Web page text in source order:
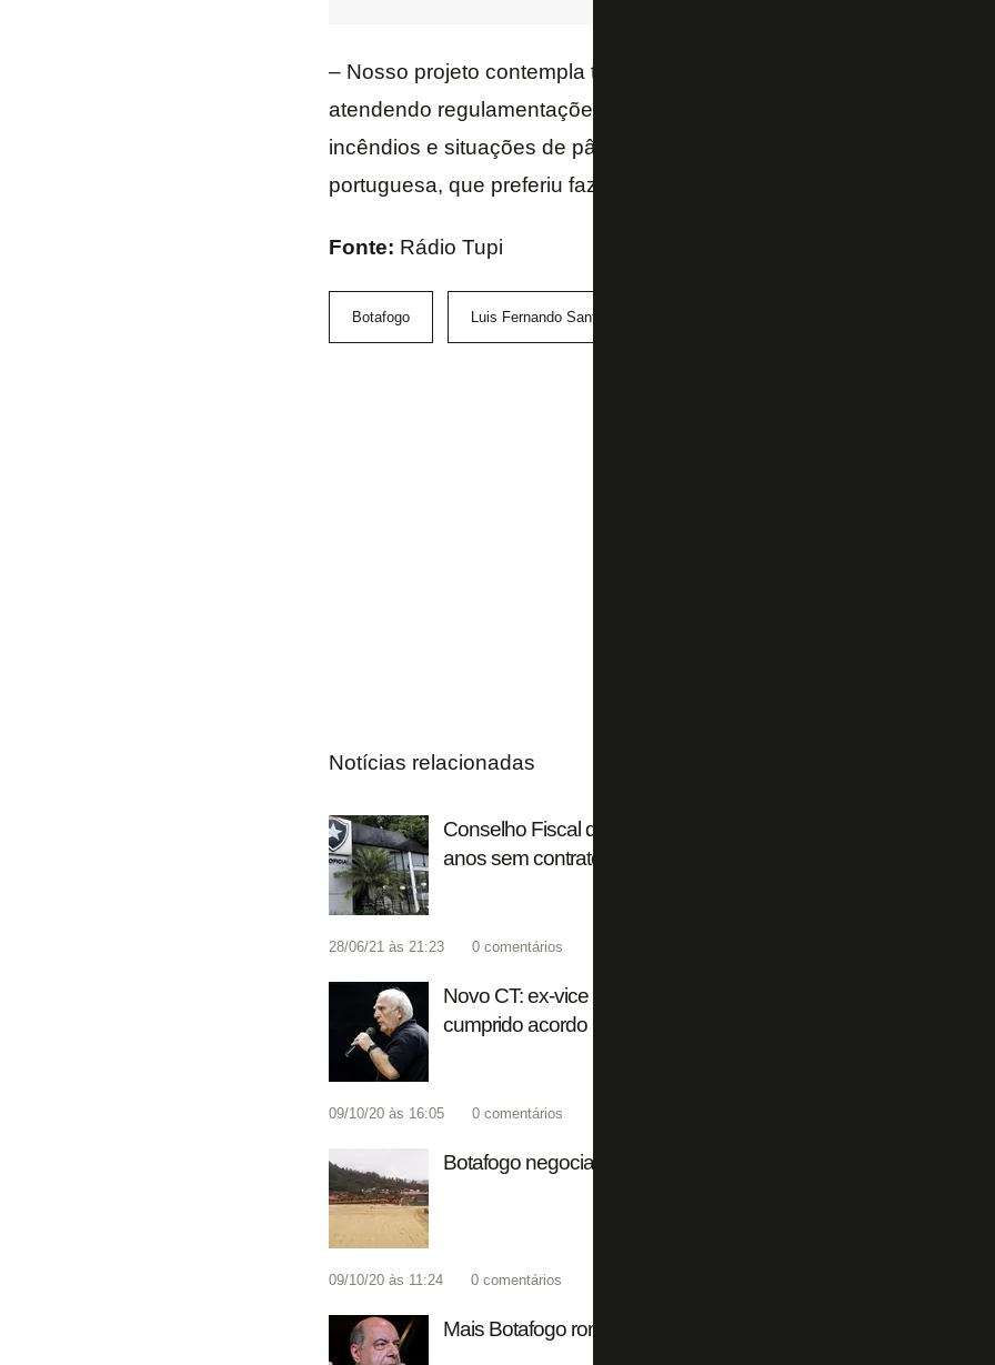
– Nosso projeto contempla todos os recursos requeridos por lei. Já
atendendo regulamentações europeias que diz respeito à prevenção
incêndios e situações de pânico, uma vez que a empresa que
portuguesa, que preferiu fazer por excesso.
Fonte: Rádio Tupi
Botafogo Luis Fernando Santos
Notícias relacionadas
Conselho Fiscal questiona operação de lojas do Botafogo no
anos sem contrato
28/06/21 às 21:23 0 comentários
Novo CT: ex-vice executivo responde Montenegro e nega que
cumprido acordo
09/10/20 às 16:05 0 comentários
Botafogo negocia devolver controle das obras do CT aos
09/10/20 às 11:24 0 comentários
Mais Botafogo rompe com presidente Nelson Mufarrej e rebate